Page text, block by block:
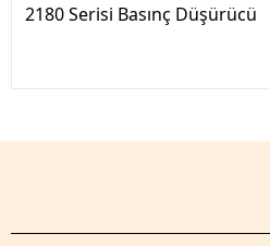
2180 Serisi Basınç Düşürücü